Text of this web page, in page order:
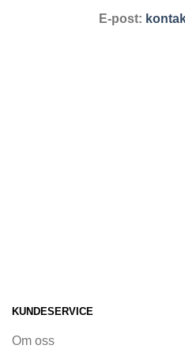
E-post:
KUNDESERVICE
Om oss